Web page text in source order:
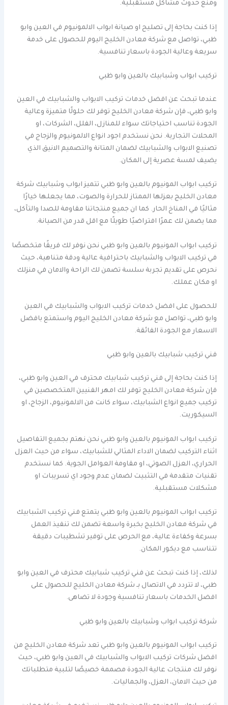
ومنع حدوث مشاكل مستقبلية.
إذا كنت بحاجة إلى تصليح او صيانة ابواب الالمونيوم في العين وابو
ظبي، تواصل مع شركة معادن الخليج اليوم للحصول على خدمة
سريعة وعالية الجودة باسعار تنافسية.
تركيب ابواب وشبابيك بالعين وابو ظبي
عندما تبحث عن افضل خدمات تركيب الابواب والشبابيك في العين
وابو ظبي، فإن شركة معادن الخليج توفر لك حلولًا متميزة وعالية
الجودة تناسب احتياجاتك سواء للمنازل، الفلل، الشركات، او
المحلات التجارية. نحن نستخدم اجود انواع الالمونيوم والزجاج في
تصنيع الابواب والشبابيك لضمان المتانة والتصميم الانيق الذي
يضيف لمسة عصرية إلى المكان.
تركيب ابواب المونيوم بالعين وابو ظبي تتميز ابواب وشبابيك شركة
معادن الخليج بعزلها الممتاز للحرارة والصوت، مما يجعلها خيارًا
مثاليًا في المناخ الحار. كما ان جميع منتجاتنا مقاومة للصدا والتآكل،
مما يضمن لك عمرًا افتراضيًا طويلًا مع اقل قدر من الصيانة.
تركيب ابواب المونيوم بالعين وابو ظبي نحن نوفر لك فريقًا متخصصًا
في تركيب الابواب والشبابيك باحترافية عالية ودقة متناهية، حيث
نحرص على تقديم تجربة سلسة تضمن لك الراحة والامان في منزلك
او مكان عملك.
للحصول على افضل خدمات تركيب الابواب والشبابيك في العين
وابو ظبي، تواصل مع شركة معادن الخليج اليوم واستمتع بافضل
الاسعار مع الجودة الفائقة.
فني تركيب شبابيك بالعين وابو ظبي
إذا كنت بحاجة إلى فني تركيب شبابيك محترف في العين وابو ظبي،
فإن شركة معادن الخليج توفر لك امهر الفنيين المتخصصين في
تركيب جميع انواع الشبابيك، سواء كانت من الالمونيوم، الزجاج، او
السيكوريت.
تركيب ابواب المونيوم بالعين وابو ظبي نحن نهتم بجميع التفاصيل
اثناء التركيب لضمان الاداء المثالي للشبابيك، سواء من حيث العزل
الحراري، العزل الصوتي، او مقاومة العوامل الجوية. كما نستخدم
تقنيات متقدمة في التثبيت لضمان عدم وجود اي تسريبات او
مشكلات مستقبلية.
تركيب ابواب المونيوم بالعين وابو ظبي يتمتع فني تركيب الشبابيك
في شركة معادن الخليج بخبرة واسعة تضمن لك تنفيذ العمل
بسرعة وكفاءة عالية، مع الحرص على توفير تشطيبات دقيقة
تتناسب مع ديكور المكان.
لذلك، إذا كنت تبحث عن فني تركيب شبابيك محترف في العين وابو
ظبي، لا تتردد في الاتصال بـ شركة معادن الخليج للحصول على
افضل الخدمات باسعار تنافسية وجودة لا تضاهى.
شركة تركيب ابواب وشبابيك بالعين وابو ظبي
تركيب ابواب المونيوم بالعين وابو ظبي تعد شركة معادن الخليج من
افضل شركات تركيب الابواب والشبابيك في العين وابو ظبي، حيث
نوفر لك منتجات عالية الجودة مصممة خصيصًا لتلبية متطلباتك
من حيث الامان، العزل، والجماليات.